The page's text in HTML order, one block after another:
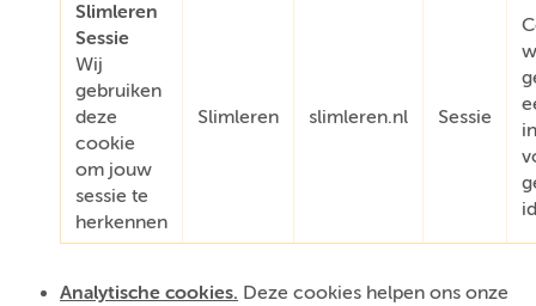
Slimleren
Sessie
Wij
gebruiken
deze
cookie
om jouw
sessie te
herkennen
Slimleren slimleren.nl Sessie
Analytische cookies. Deze cookies helpen ons onze